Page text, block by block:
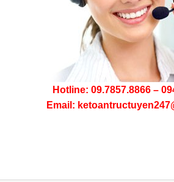
Hotline: 09.7857.8866 –
Email: